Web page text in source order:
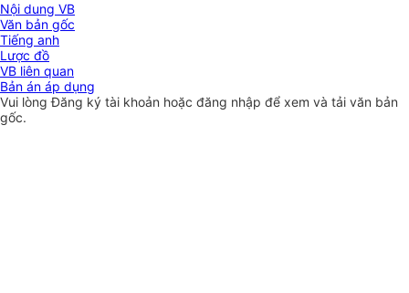
Nội dung VB
Văn bản gốc
Tiếng anh
Lược đồ
VB liên quan
Bản án áp dụng
Vui lòngĐăng ký tài khoản hoặc đăng nhập để xem và tải văn bản
gốc.